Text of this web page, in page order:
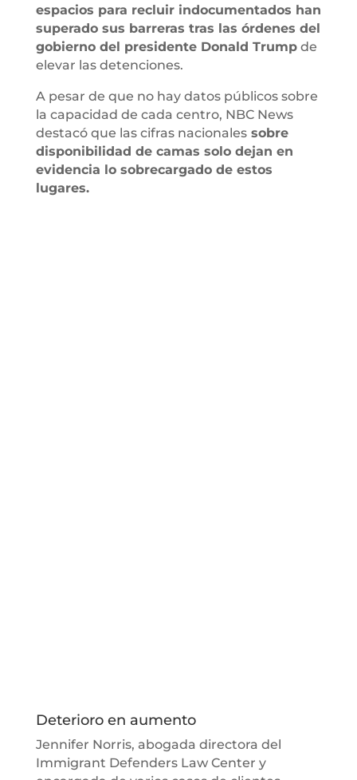
espacios para recluir indocumentados han
superado sus barreras tras las órdenes del
gobierno del presidente Donald Trumpde
elevar las detenciones.
A pesar de que no hay datos públicos sobre
la capacidad de cada centro, NBC News
destacó que las cifras nacionalessobre
disponibilidad de camas solo dejan en
evidencia lo sobrecargado de estos
lugares.
Deterioro en aumento
Jennifer Norris, abogada directora del
Immigrant Defenders Law Center y